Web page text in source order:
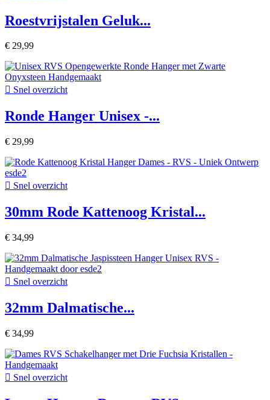
Roestvrijstalen Geluk...
€ 29,99
 Snel overzicht
Ronde Hanger Unisex -...
€ 29,99
 Snel overzicht
30mm Rode Kattenoog Kristal...
€ 34,99
 Snel overzicht
32mm Dalmatische...
€ 34,99
 Snel overzicht